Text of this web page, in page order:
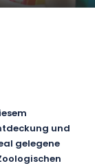
und
gelegene